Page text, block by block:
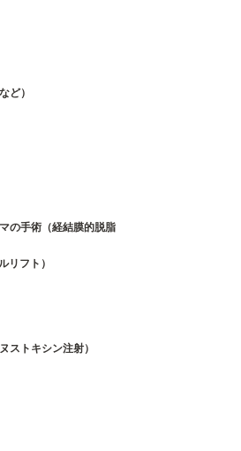
ど）
の手術（経結膜的脱脂
リフト）
ストキシン注射）